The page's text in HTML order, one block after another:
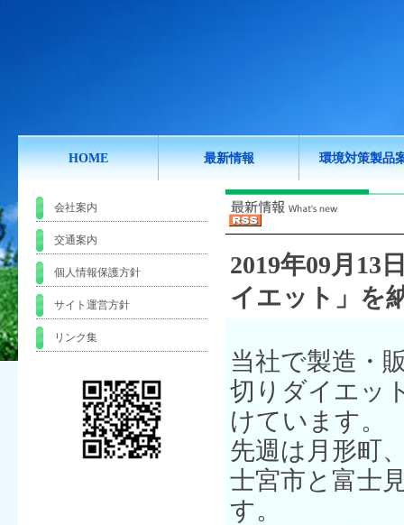
HOME 最新情報 環境対策製品
会社案内
交通案内
個人情報保護方針
サイト運営方針
リンク集
2019年09月13
イエット」を
当社で製造・
切りダイエッ
けています。
先週は月形町
士宮市と富士
す。